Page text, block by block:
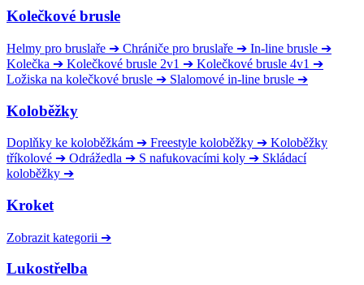
Kolečkové brusle
Helmy pro bruslaře ➔ Chrániče pro bruslaře ➔ In-line brusle ➔
Kolečka ➔ Kolečkové brusle 2v1 ➔ Kolečkové brusle 4v1 ➔
Ložiska na kolečkové brusle ➔ Slalomové in-line brusle ➔
Koloběžky
Doplňky ke koloběžkám ➔ Freestyle koloběžky ➔ Koloběžky
tříkolové ➔ Odrážedla ➔ S nafukovacími koly ➔ Skládací
koloběžky ➔
Kroket
Zobrazit kategorii ➔
Lukostřelba